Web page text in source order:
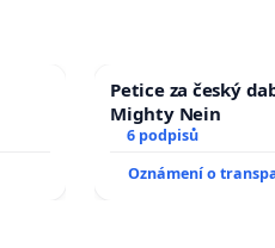
Petice za český
Mighty Nein
6 podpisů
Oznámení o